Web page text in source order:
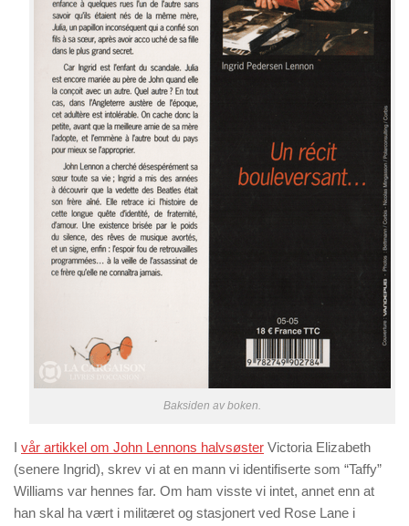
Baksiden av boken.
I vår artikkel om John Lennons halvsøster Victoria Elizabeth
(senere Ingrid), skrev vi at en mann vi identifiserte som “Taffy”
Williams var hennes far. Om ham visste vi intet, annet enn at
han skal ha vært i militæret og stasjonert ved Rose Lane i